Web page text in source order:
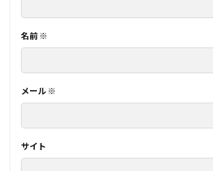
名前 ※
メール ※
サイト